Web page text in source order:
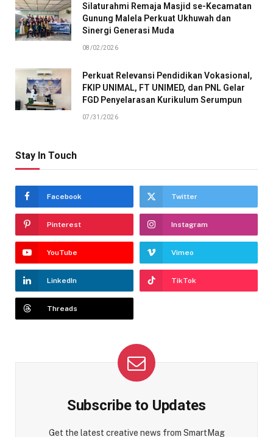
Silaturahmi Remaja Masjid se-Kecamatan
Gunung Malela Perkuat Ukhuwah dan
Sinergi Generasi Muda
08/02/2026
Perkuat Relevansi Pendidikan Vokasional,
FKIP UNIMAL, FT UNIMED, dan PNL Gelar
FGD Penyelarasan Kurikulum Serumpun
07/31/2026
Stay In Touch
Facebook Twitter
Pinterest Instagram
YouTube Vimeo
LinkedIn TikTok
Threads
Subscribe to Updates
Get the latest creative news from SmartMag